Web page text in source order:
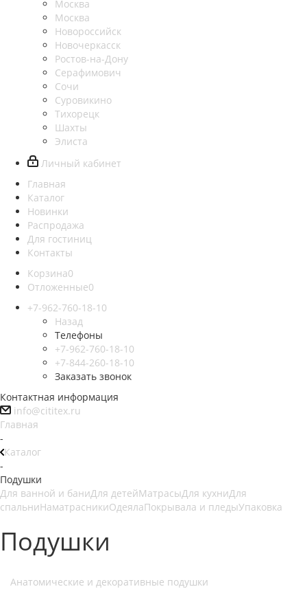
Москва
Москва
Новороссийск
Новочеркасск
Ростов-на-Дону
Серафимович
Сочи
Суровикино
Тихорецк
Шахты
Элиста
Личный кабинет
Главная
Каталог
Новинки
Распродажа
Для гостиниц
Контакты
Корзина0
Отложенные0
+7-962-760-18-10
Назад
Телефоны
+7-962-760-18-10
+7-844-260-18-10
Заказать звонок
Контактная информация
info@cititex.ru
Главная
-
Каталог
-
Подушки
Для ванной и баниДля детейМатрасыДля кухниДля
спальниНаматрасникиОдеялаПокрывала и пледыУпаковка
Подушки
Анатомические и декоративные подушки